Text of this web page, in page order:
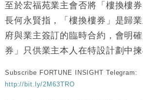
至於宏福苑業主會否將「樓換樓
長何永賢指，「樓換樓券」是歸
府與業主簽訂的臨時合約，會明
券」只供業主本人在特設計劃中揀
Subscribe FORTUNE INSIGHT Telegram:
http://bit.ly/2M63TRO